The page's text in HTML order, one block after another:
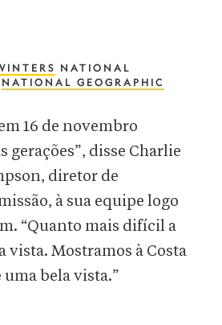
NATIONAL
NATIONAL GEOGRAPHIC
16 de novembro
gerações”, disse Charlie
diretor de
à sua equipe logo
“Quanto mais difícil a
vista. Mostramos à Costa
uma bela vista.”